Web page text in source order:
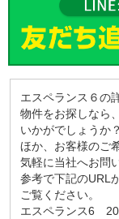
エスペランス６の
物件をお探しなら
いかがでしょうか
ほか、お客様のご
気軽に当社へお問
参考で下記のURL
ご覧ください。
エスペランス6